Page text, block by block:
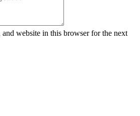
and website in this browser for the next